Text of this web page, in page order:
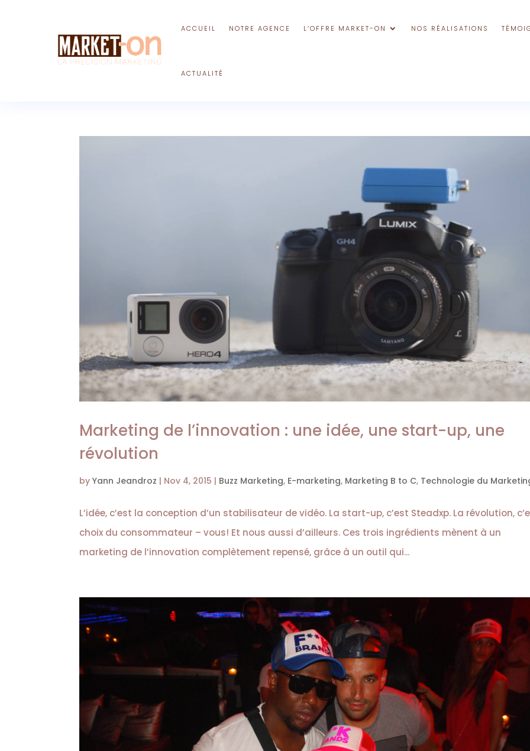
ACCUEIL NOTRE AGENCE L’OFFRE MARKET-ON NOS RÉALISATIONS
ACTUALITÉ
Marketing de l’innovation : une idée, une start-up, une
révolution
byYann Jeandroz | Nov 4, 2015 | Buzz Marketing, E-marketing, Marketing B to C, Technologie du
L’idée, c’est la conception d’un stabilisateur de vidéo. La start-up, c’est Steadxp. La révolution,
choix du consommateur – vous! Et nous aussi d’ailleurs. Ces trois ingrédients mènent à un
marketing de l’innovation complètement repensé, grâce à un outil qui...